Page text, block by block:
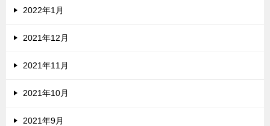
2022年1月
2021年12月
2021年11月
2021年10月
2021年9月